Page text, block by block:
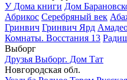
У Дома книги Дом
Абрикос Серебряный век
Гринвич Гринвич Ярд
Комнаты. Восстания 13
Выборг
Друзья Выборг. Дом Тат
Новгородская обл.